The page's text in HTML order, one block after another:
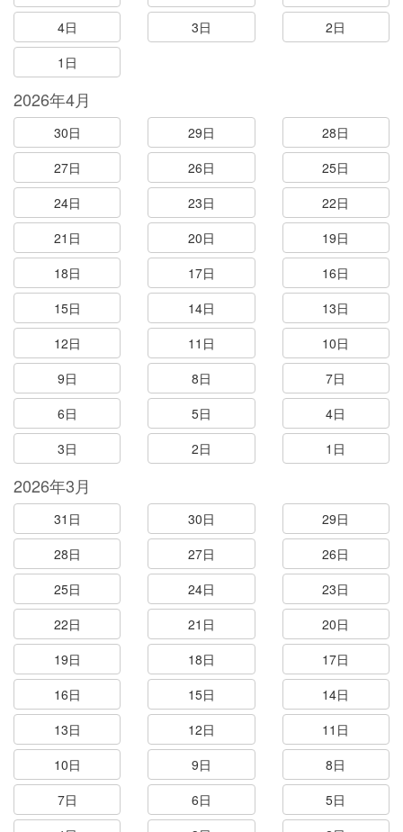
4日
3日
2日
1日
2026年4月
30日 29日
28日
27日
26日
25日
24日
23日
22日
21日
20日
19日
18日
17日
16日
15日
14日
13日
12日
11日
10日
9日
8日
7日
6日
5日
4日
3日
2日 1日
2026年3月
31日 30日
29日
28日
27日
26日
25日
24日
23日
22日
21日
20日
19日
18日
17日
16日
15日
14日
13日
12日
11日
10日
9日
8日
7日
6日
5日